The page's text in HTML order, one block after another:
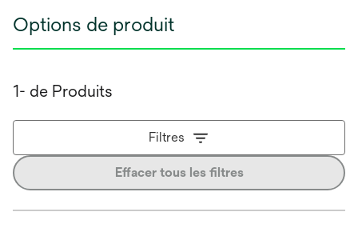
Options de produit
1- de Produits
Filtres
Effacer tous les filtres